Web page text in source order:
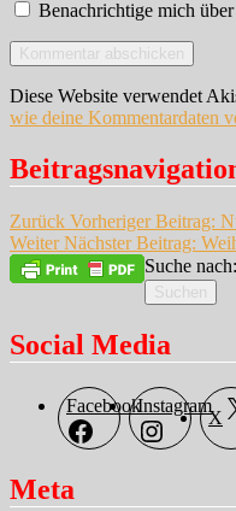
Benachrichtige mich
Diese Website verwendet
wie deine Kommentardaten
Zurück Vorheriger Beitrag:
Weiter Nächster Beitrag:
Suche nach:
Suchen
Social Media
FacebookInstagram
X
Meta